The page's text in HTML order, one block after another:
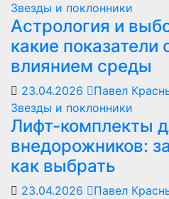
Звезды и поклонники
Астрология и
какие показатели
влиянием среды
23.04.2026
Павел
Звезды и поклонники
Лифт-комплекты
внедорожников:
как выбрать
23.04.2026
Павел